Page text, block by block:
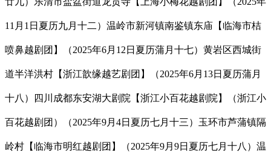
11月1日夏历九月十二）温岭市新河镇南鉴镇东庙【临海市桔
喷鼻越剧团】（2025年6月12日夏历蒲月十七）黄岩区西城街
道半洋洪村【浙江歆缘越艺剧团】（2025年6月13日夏历蒲月
十八）四川成都东安湖大剧院【浙江小百花越剧院】（浙江小
百花越剧团）（2025年9月4日夏历七月十三）玉环市芦蒲镇隔
岭村【临海市明红越剧团】（2025年9月9日夏历七月十八）温